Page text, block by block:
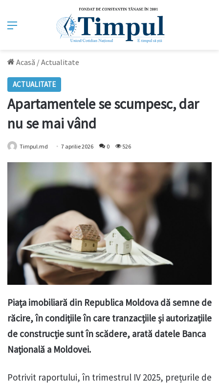
Meniu
Acasă /Actualitate
ACTUALITATE
Apartamentele se scumpesc, dar
nu se mai vând
Timpul.md 7 aprilie 2026 0 526
Piața imobiliară din Republica Moldova dă semne de
răcire, în condițiile în care tranzacțiile și autorizațiile
de construcție sunt în scădere, arată datele Banca
Națională a Moldovei.
Potrivit raportului, în trimestrul IV 2025, prețurile de